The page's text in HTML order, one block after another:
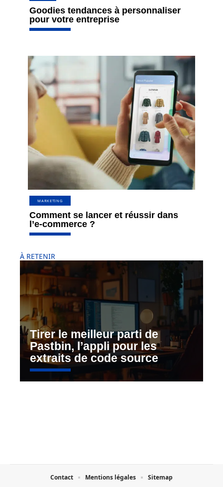
Goodies tendances à personnaliser
pour votre entreprise
MARKETING
Comment se lancer et réussir dans
l’e-commerce ?
À RETENIR
Tirer le meilleur parti de
Pastbin, l’appli pour les
extraits de code source
Contact Mentions légales Sitemap